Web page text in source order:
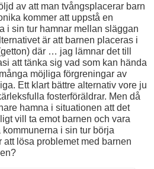
av att man tvångsplacerar barn
kommer att uppstå en
i sin tur hamnar mellan släggan
är att barnen placeras i
där … jag lämnar det till
att tänka sig vad som kan hända
möjliga förgreningar av
Ett klart bättre alternativ vore ju
fosterföräldrar. Men då
hamna i situationen att det
vill ta emot barnen och vara
i sin tur börja
lösa problemet med barnen